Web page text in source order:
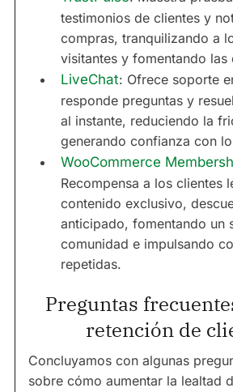
testimonios de clientes y
compras, tranquilizando a
visitantes y fomentando las
LiveChat: Ofrece soporte
responde preguntas y
al instante, reduciendo la
generando confianza con
WooCommerce
Recompensa a los clientes
contenido exclusivo,
anticipado, fomentando un
comunidad e impulsando
repetidas.
Preguntas
retención de
Concluyamos con algunas
sobre cómo aumentar la lealtad